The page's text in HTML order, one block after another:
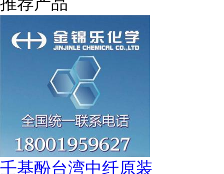
壬基酚台湾中纤原装